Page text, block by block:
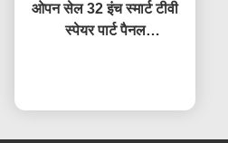
ओपन सेल 32 इंच स्मार्ट टीवी
स्पेयर पार्ट पैनल